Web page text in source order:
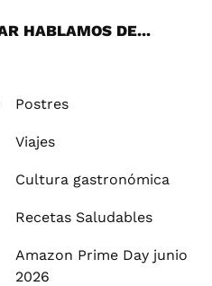
HABLAMOS DE...
Postres
Viajes
Cultura gastronómica
Recetas Saludables
Amazon Prime Day junio
2026